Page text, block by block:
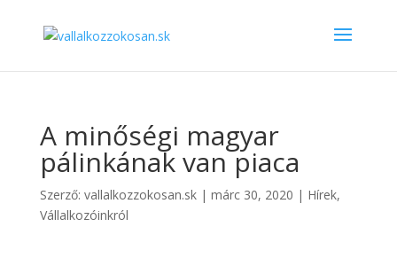
A minőségi magyar
pálinkának van piaca
Szerző: vallalkozzokosan.sk| márc 30, 2020 | Hírek,
Vállalkozóinkról